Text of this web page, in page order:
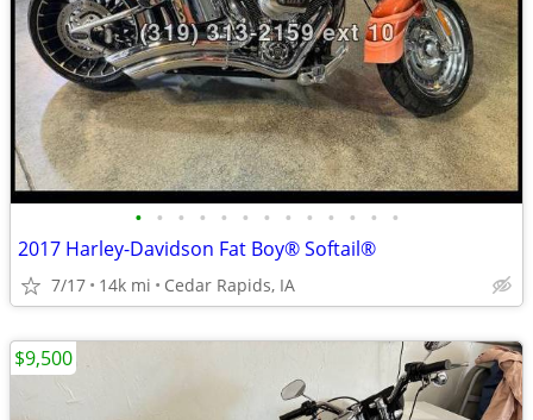
• • • • • • • • • • • • •
2017 Harley-Davidson Fat Boy® Softail®
7/17 14k mi Cedar Rapids, IA
$9,500